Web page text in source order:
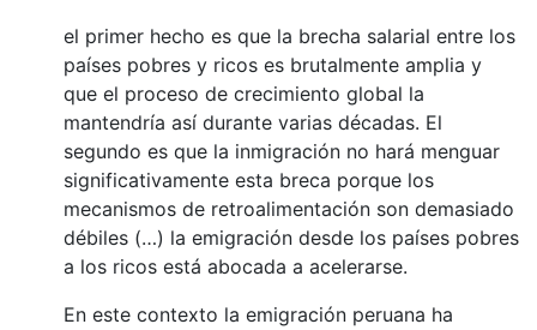
el primer hecho es que la brecha salarial entre los
países pobres y ricos es brutalmente amplia y
que el proceso de crecimiento global la
mantendría así durante varias décadas. El
segundo es que la inmigración no hará menguar
significativamente esta breca porque los
mecanismos de retroalimentación son demasiado
débiles (…) la emigración desde los países pobres
a los ricos está abocada a acelerarse.
En este contexto la emigración peruana ha